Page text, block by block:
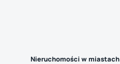
Nieruchomości w miastach